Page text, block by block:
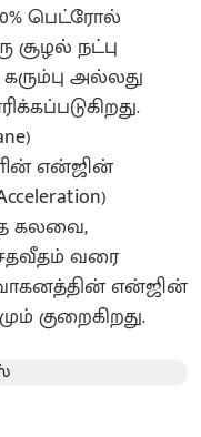
பெட்ரோல்
சூழல் நட்பு
அல்லது
என்ஜின்
கலவை,
வரை
என்ஜின்
குறைகிறது.